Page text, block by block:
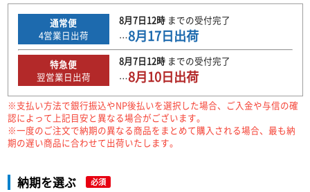
通常便
4営業日出荷
8月7日12時までの受付完了
…8月17日出荷
特急便
翌営業日出荷
8月7日12時までの受付完了
…8月10日出荷
※支払い方法で銀行振込やNP後払いを選択した場合、ご入金や与信の確
認によって上記目安と異なる場合がございます。
※一度のご注文で納期の異なる商品をまとめて購入される場合、最も納
期の遅い商品に合わせて出荷いたします。
納期を選ぶ 必須